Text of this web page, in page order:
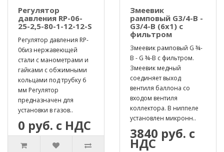
Регулятор
давления RP-06-
25-2,5-80-1-12-12-S
Регулятор давления RP-
06из нержавеющей
стали с манометрами и
гайками с обжимными
кольцами под трубку 6
мм Регулятор
предназначен для
установки в газов..
0 руб. с НДС
Змеевик
рамповый G3/4-B -
G3/4-B (6х1) с
фильтром
Змеевик рамповый G ¾-
B - G ¾-B с фильтром.
Змеевик медный
соединяет выход
вентиля баллона со
входом вентиля
коллектора. В ниппеле
установлен микронн..
3840 руб. с
НДС